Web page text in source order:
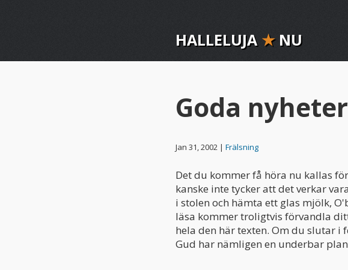
HALLELUJA ★NU
Goda
Jan 31, 2002 | Frälsning
Det du kommer få höra nu kallas
kanske inte tycker att det verkar
i stolen och hämta ett glas mjölk,
läsa kommer troligtvis förvandla
hela den här texten. Om du slutar
Gud har nämligen en underbar